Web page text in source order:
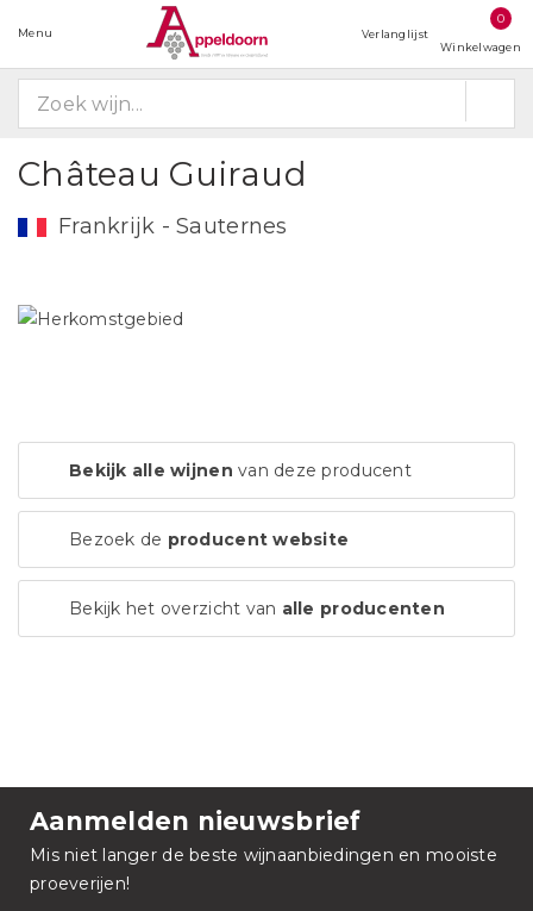
Menu Verlanglijst
0
Winkelwagen
Château Guiraud
Frankrijk - Sauternes
Bekijk alle wijnen van deze producent
Bezoek de producent website
Bekijk het overzicht van alle producenten
Aanmelden nieuwsbrief
Mis niet langer de beste wijnaanbiedingen en mooiste
proeverijen!